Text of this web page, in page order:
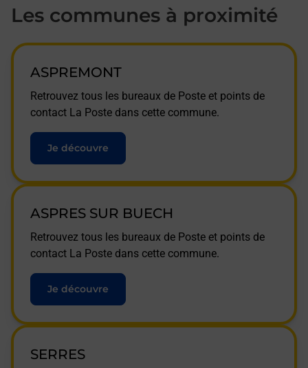
Les communes à proximité
ASPREMONT
Retrouvez tous les bureaux de Poste et points de
contact La Poste dans cette commune.
Je découvre
ASPRES SUR BUECH
Retrouvez tous les bureaux de Poste et points de
contact La Poste dans cette commune.
Je découvre
SERRES